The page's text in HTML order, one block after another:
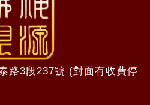
路3段237號 (對面有收費停